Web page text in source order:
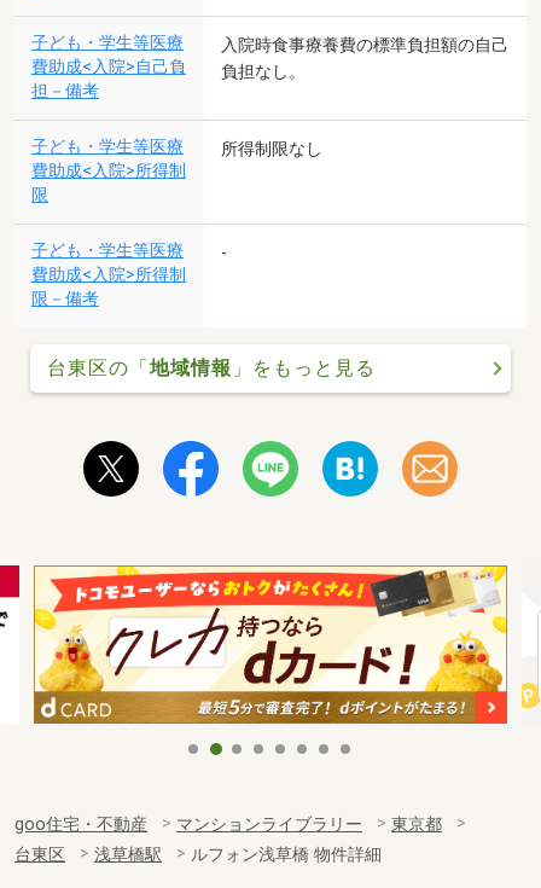
子ども・学生等医療
費助成<入院>自己負
担－備考
入院時食事療養費の標準負担額の自己
負担なし。
子ども・学生等医療
費助成<入院>所得制
限
所得制限なし
子ども・学生等医療
費助成<入院>所得制
限－備考
-
台東区の「地域情報 」をもっと見る
goo住宅・不動産 マンションライブラリー
東京都
台東区
浅草橋駅 ルフォン浅草橋 物件詳細